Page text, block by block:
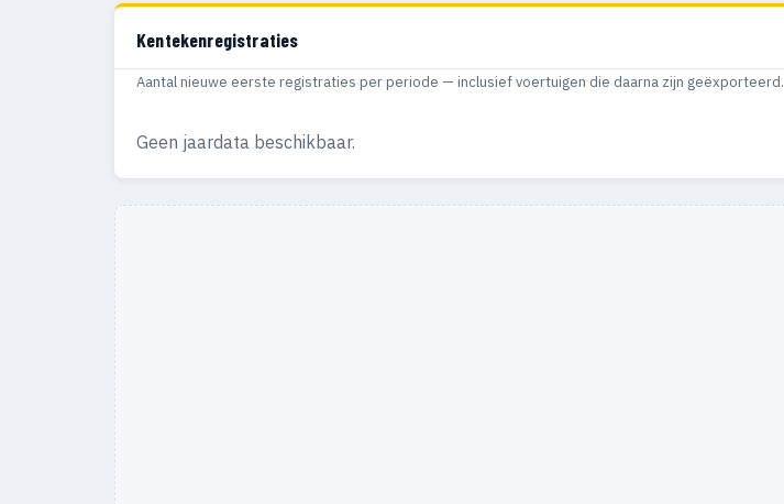
Kentekenregistraties
Aantal nieuwe eerste registraties per periode — inclusief voertuigen die daarna zijn geëxporteerd.
Geen jaardata beschikbaar.